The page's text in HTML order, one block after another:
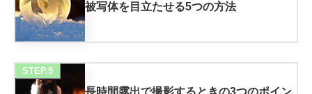
被写体を目立たせる5つの方法
STEP.5
長時間露出で撮影するときの3つのポイン